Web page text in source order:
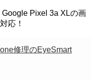
Google Pixel 3a XLの画
応！